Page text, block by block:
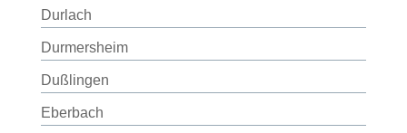
Durlach
Durmersheim
Dußlingen
Eberbach